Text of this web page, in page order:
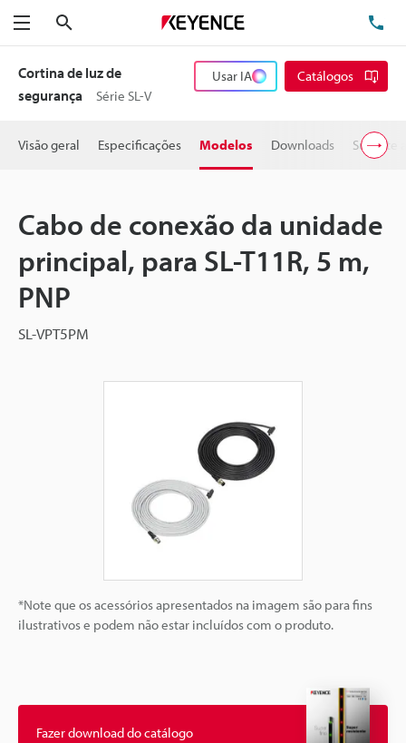
Menu
Cortina de luz de
segurança
Série SL-V
Usar IA Catálogos
Visão geral Especificações Modelos Downloads Suporte
Cabo de conexão da unidade
principal, para SL-T11R, 5 m,
PNP
SL-VPT5PM
*Note que os acessórios apresentados na imagem são para fins
ilustrativos e podem não estar incluídos com o produto.
Fazer download do catálogo